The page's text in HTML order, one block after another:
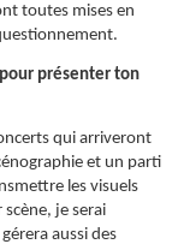
toutes mises en
présenter ton
qui arriveront
et un parti
les visuels
je serai
aussi des